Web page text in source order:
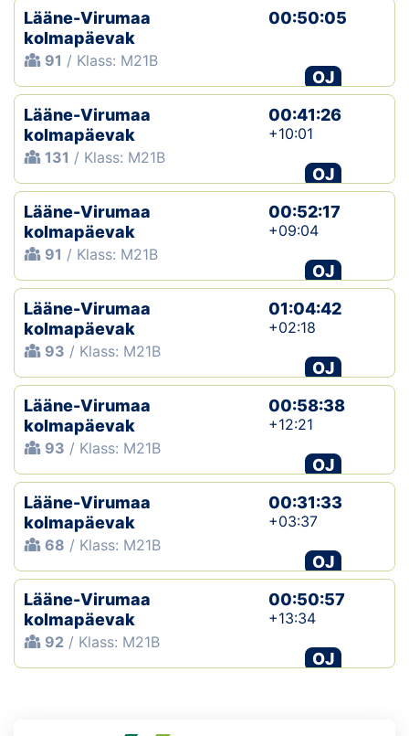
Lääne-Virumaa
kolmapäevak
91 / Klass: M21B
00:50:05
OJ
Lääne-Virumaa
kolmapäevak
131 / Klass: M21B
00:41:26
+10:01
OJ
Lääne-Virumaa
kolmapäevak
91 / Klass: M21B
00:52:17
+09:04
OJ
Lääne-Virumaa
kolmapäevak
93 / Klass: M21B
01:04:42
+02:18
OJ
Lääne-Virumaa
kolmapäevak
93 / Klass: M21B
00:58:38
+12:21
OJ
Lääne-Virumaa
kolmapäevak
68 / Klass: M21B
00:31:33
+03:37
OJ
Lääne-Virumaa
kolmapäevak
92 / Klass: M21B
00:50:57
+13:34
OJ